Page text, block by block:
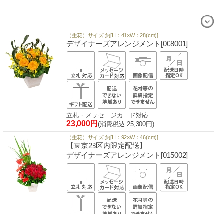
（生花）サイズ 約[H：41×W：28(cm)]
デザイナーズアレンジメント[008001]
立札・メッセージカード対応
23,000円 (消費税込:25,300円)
（生花）サイズ 約[H：92×W：46(cm)]
【東京23区内限定配送】
デザイナーズアレンジメント[015002]